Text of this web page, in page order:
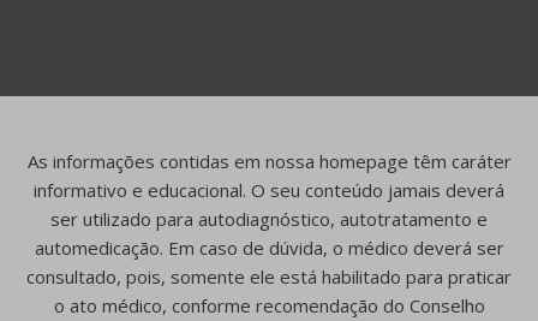
As informações contidas em nossa homepage têm caráter
informativo e educacional. O seu conteúdo jamais deverá
ser utilizado para autodiagnóstico, autotratamento e
automedicação. Em caso de dúvida, o médico deverá ser
consultado, pois, somente ele está habilitado para praticar
o ato médico, conforme recomendação do Conselho